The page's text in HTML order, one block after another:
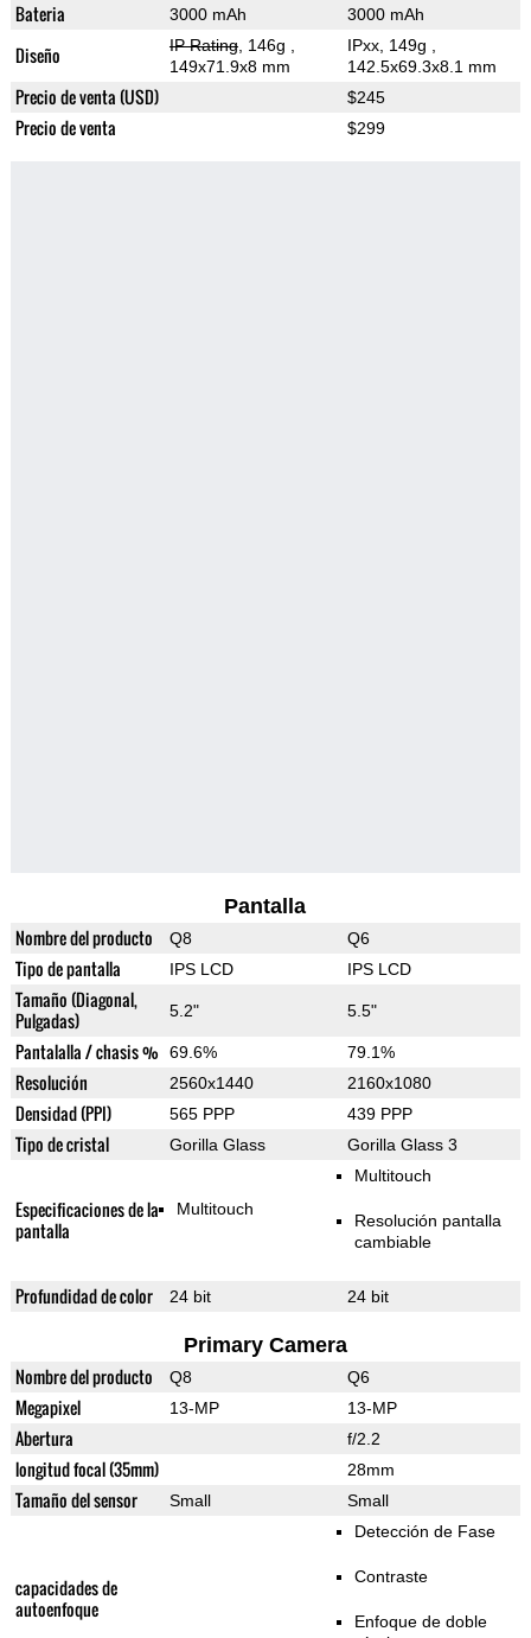
Bateria 3000 mAh 3000 mAh
Diseño IP Rating, 146g
149x71.9x8 mm
IPxx, 149g
142.5x69.3x8.1 mm
Precio de venta (USD) $245
Precio de venta $299
Pantalla
Nombre del producto Q8 Q6
Tipo de pantalla IPS LCD IPS LCD
Tamaño (Diagonal,
Pulgadas)
5.2" 5.5"
Pantalalla / chasis % 69.6% 79.1%
Resolución 2560x1440 2160x1080
Densidad (PPI) 565 PPP 439 PPP
Tipo de cristal Gorilla Glass Gorilla Glass 3
Especificaciones de la
pantalla
Multitouch
Multitouch
Resolución pantalla
cambiable
Profundidad de color 24 bit 24 bit
Primary Camera
Nombre del producto Q8 Q6
Megapixel 13-MP 13-MP
Abertura f/2.2
longitud focal (35mm) 28mm
Tamaño del sensor Small Small
capacidades de
autoenfoque
Detección de Fase
Contraste
Enfoque de doble